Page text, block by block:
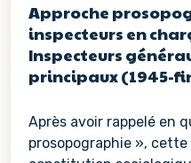
Approche
inspecteurs en
Inspecteurs
principaux (1945-
Après avoir rappelé en
prosopographie »,